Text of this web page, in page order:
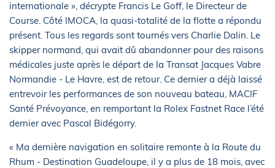
internationale », décrypte Francis Le Goff, le Directeur de
Course. Côté IMOCA, la quasi-totalité de la flotte a répondu
présent. Tous les regards sont tournés vers Charlie Dalin. Le
skipper normand, qui avait dû abandonner pour des raisons
médicales juste après le départ de la Transat Jacques Vabre
Normandie - Le Havre, est de retour. Ce dernier a déjà laissé
entrevoir les performances de son nouveau bateau, MACIF
Santé Prévoyance, en remportant la Rolex Fastnet Race l’été
dernier avec Pascal Bidégorry.
« Ma dernière navigation en solitaire remonte à la Route du
Rhum - Destination Guadeloupe, il y a plus de 18 mois, avec